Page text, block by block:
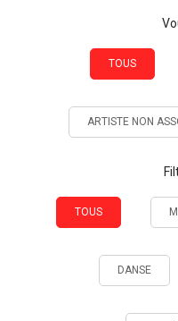
TOUS
ARTISTE NON
TOUS
DANSE